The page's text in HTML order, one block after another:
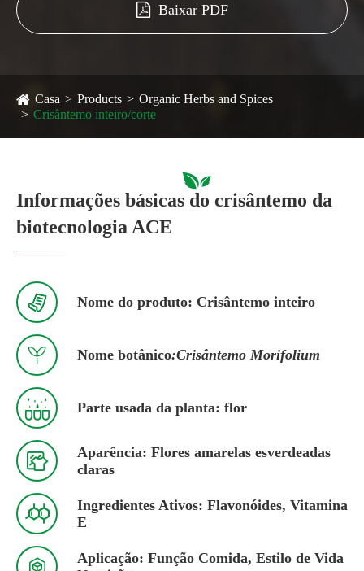
Baixar PDF
Casa Products
Organic Herbs and Spices
Crisântemo inteiro/corte
Informações básicas do crisântemo da
biotecnologia ACE
 Nome do produto: Crisântemo inteiro
 Nome botânico:Crisântemo Morifolium
 Parte usada da planta: flor

Aparência: Flores amarelas esverdeadas
claras

Ingredientes Ativos: Flavonóides, Vitamina
E
Aplicação: Função Comida, Estilo de Vida